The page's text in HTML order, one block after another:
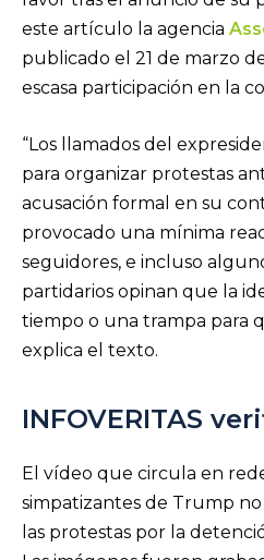
este artículo la agencia
publicado el 21 de marzo
escasa participación en la
“Los llamados del
para organizar protestas
acusación formal en su
provocado una mínima
seguidores, e incluso
partidarios opinan que la
tiempo o una trampa para
explica el texto.
INFOVERITAS
El vídeo que circula en
simpatizantes de Trump
las protestas por la